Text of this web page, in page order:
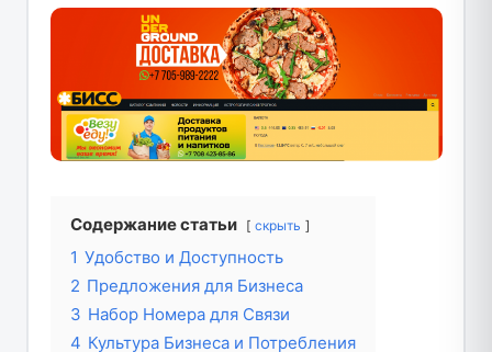
Содержание статьи скрыть
1 Удобство и Доступность
2 Предложения для Бизнеса
3 Набор Номера для Связи
4 Культура Бизнеса и Потребления